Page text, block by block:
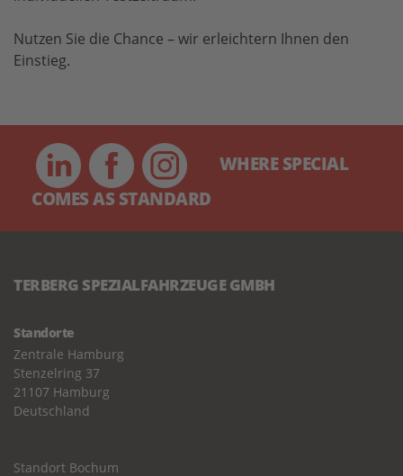
Nutzen Sie die Chance – wir erleichtern Ihnen den
Einstieg.
WHERE SPECIAL
COMES AS STANDARD
TERBERG SPEZIALFAHRZEUGE GMBH
Standorte
Zentrale Hamburg
Stenzelring 37
21107 Hamburg
Deutschland
Standort Bochum